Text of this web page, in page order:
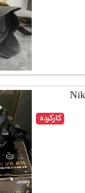
کارکرده